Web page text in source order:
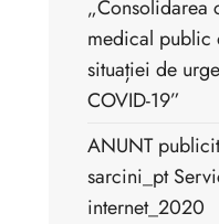
„Consolidarea
medical public
situației de
COVID-19”
ANUNT
sarcini_pt
internet_2020